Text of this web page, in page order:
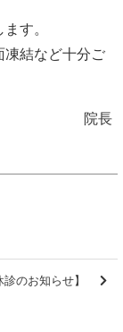
す。
凍結など十分ご
院長
診のお知らせ】